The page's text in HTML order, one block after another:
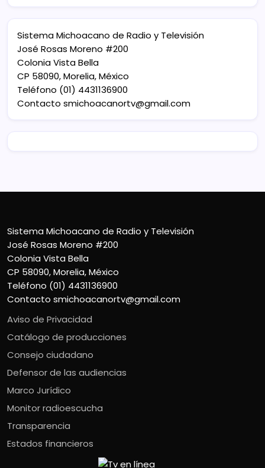
Sistema Michoacano de Radio y Televisión
José Rosas Moreno #200
Colonia Vista Bella
CP 58090, Morelia, México
Teléfono (01) 4431136900
Contacto smichoacanortv@gmail.com
Sistema Michoacano de Radio y Televisión
José Rosas Moreno #200
Colonia Vista Bella
CP 58090, Morelia, México
Teléfono (01) 4431136900
Contacto smichoacanortv@gmail.com
Aviso de Privacidad
Catálogo de producciones
Consejo ciudadano
Defensor de las audiencias
Marco Jurídico
Monitor radioescucha
Transparencia
Estados financieros